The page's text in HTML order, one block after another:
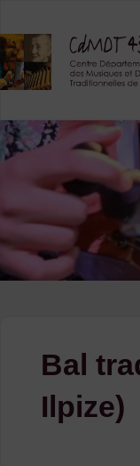
content
Bal
Ilpize)